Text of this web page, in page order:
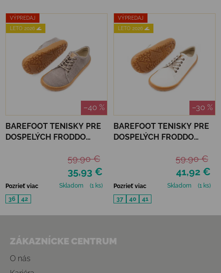
VÝPREDAJ
LETO 2026 🌊
–40 %
BAREFOOT TENISKY PRE
DOSPELÝCH FRODDO
35,93 €
59,90 €
Pozrieť viac Skladom
(1 ks)
36
42
VÝPREDAJ
LETO 2026 🌊
–30 %
BAREFOOT TENISKY PRE
DOSPELÝCH FRODDO
41,92 €
59,90 €
Pozrieť viac Skladom
(1 ks)
37
40 41
ZÁKAZNÍCKE CENTRUM
O nás